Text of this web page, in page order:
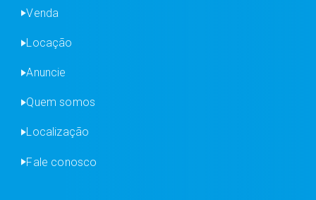
Venda
Locação
Anuncie
Quem somos
Localização
Fale conosco